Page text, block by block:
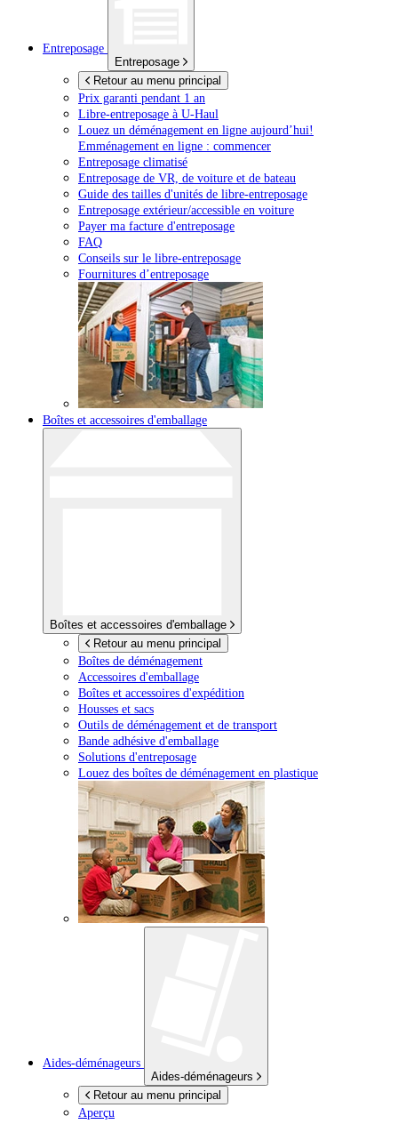
Entreposage
Entreposage
Retour au menu principal
Prix garanti pendant 1 an
Libre-entreposage à U-Haul
Louez un déménagement en ligne aujourd’hui!
Emménagement en ligne : commencer
Entreposage climatisé
Entreposage de VR, de voiture et de bateau
Guide des tailles d'unités de libre-entreposage
Entreposage extérieur/accessible en voiture
Payer ma facture d'entreposage
FAQ
Conseils sur le libre-entreposage
Fournitures d’entreposage
Boîtes et accessoires d'emballage
Boîtes et accessoires d'emballage
Retour au menu principal
Boîtes de déménagement
Accessoires d'emballage
Boîtes et accessoires d'expédition
Housses et sacs
Outils de déménagement et de transport
Bande adhésive d'emballage
Solutions d'entreposage
Louez des boîtes de déménagement en plastique
Aides-déménageurs
Aides-déménageurs
Retour au menu principal
Aperçu